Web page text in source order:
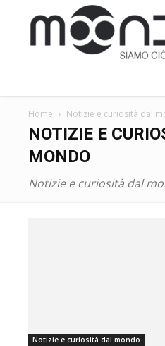
Home Notizie e curiosità dal
NOTIZIE E
MONDO
Notizie e curiosità dal
Notizie e curiosità dal mondo